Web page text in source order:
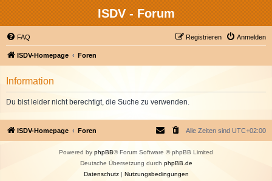
ISDV - Forum
FAQ Anmelden
Registrieren
ISDV-Homepage Foren
Information
Du bist leider nicht berechtigt, die Suche zu verwenden.
ISDV-Homepage Foren Alle Zeiten sind UTC+02:00
Powered by phpBB® Forum Software © phpBB Limited
Deutsche Übersetzung durch phpBB.de
Datenschutz| Nutzungsbedingungen